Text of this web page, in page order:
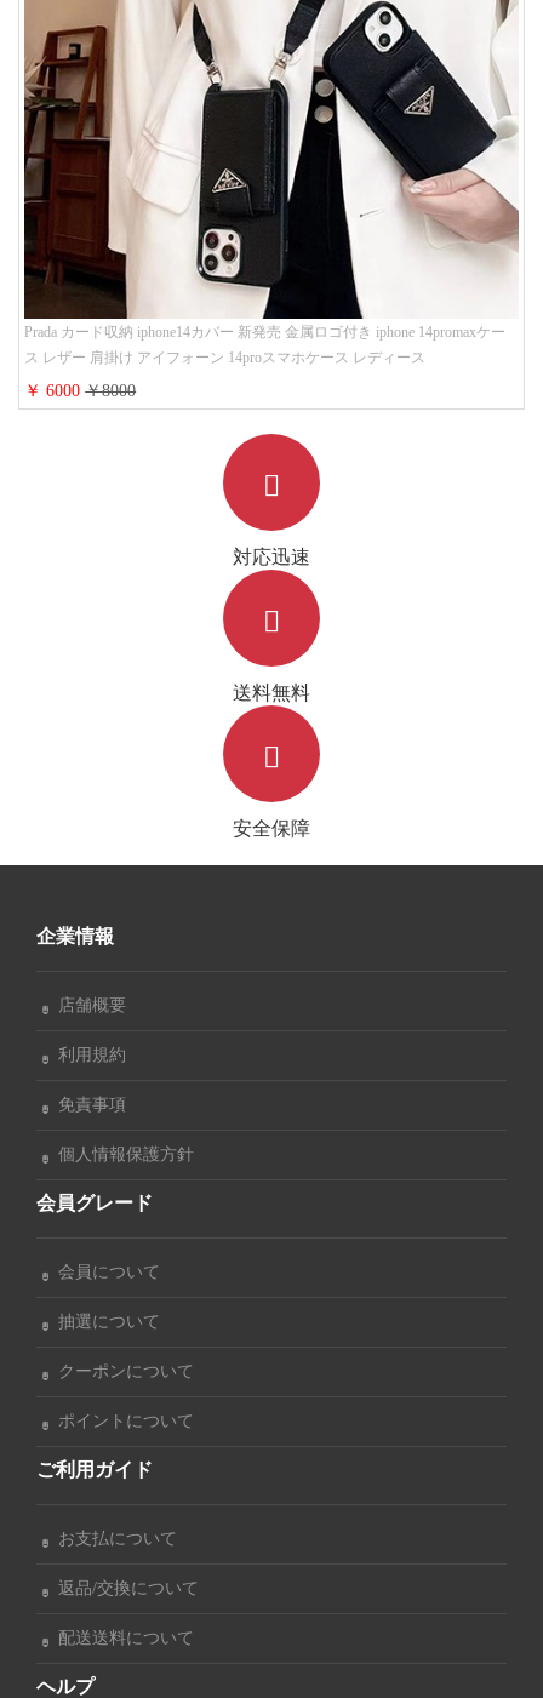
Prada カード収納 iphone14カバー 新発売 金属ロゴ付き iphone 14promaxケー
ス レザー 肩掛け アイフォーン 14proスマホケース レディース
￥ 6000￥8000
対応迅速
送料無料
安全保障
企業情報
店舗概要
利用規約
免責事項
個人情報保護方針
会員グレード
会員について
抽選について
クーポンについて
ポイントについて
ご利用ガイド
お支払について
返品/交換について
配送送料について
ヘルプ